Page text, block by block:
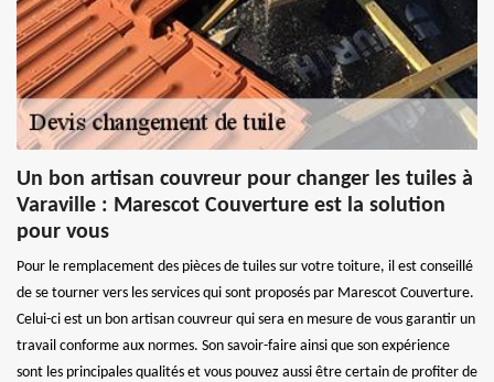
Un bon artisan couvreur pour changer les tuiles à
Varaville : Marescot Couverture est la solution
pour vous
Pour le remplacement des pièces de tuiles sur votre toiture, il est conseillé
de se tourner vers les services qui sont proposés par Marescot Couverture.
Celui-ci est un bon artisan couvreur qui sera en mesure de vous garantir un
travail conforme aux normes. Son savoir-faire ainsi que son expérience
sont les principales qualités et vous pouvez aussi être certain de profiter de